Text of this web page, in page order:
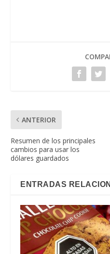
ANTERIOR
Resumen de los principales
cambios para usar los
dólares guardados
ENTRADAS